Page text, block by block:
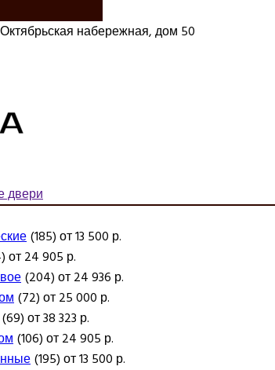
набережная, дом 50
двери
(185) от 13 500 р.
от 24 905 р.
(204) от 24 936 р.
(72) от 25 000 р.
(69) от 38 323 р.
(106) от 24 905 р.
(195) от 13 500 р.